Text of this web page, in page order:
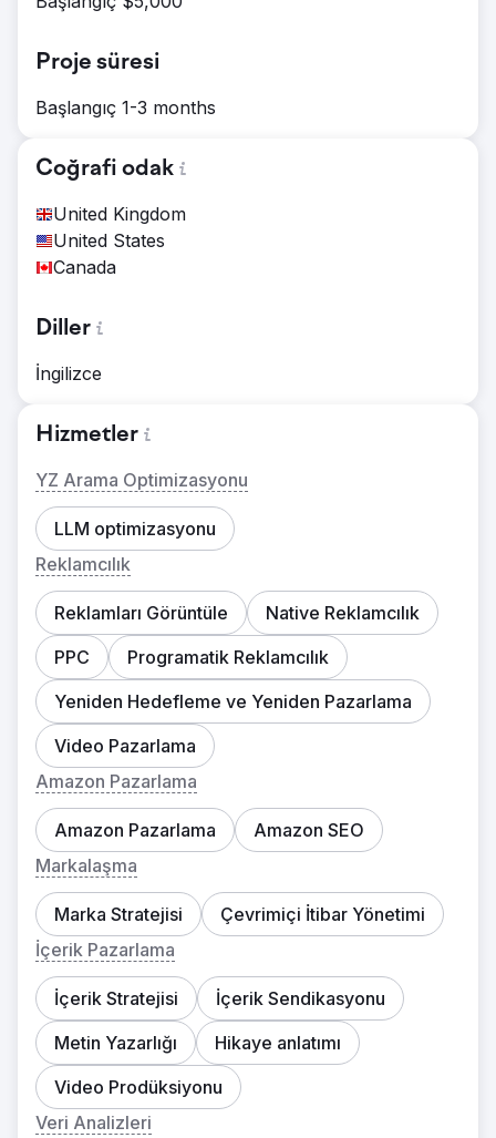
Proje süresi
Başlangıç 1-3 months
Coğrafi odak
United Kingdom
United States
Canada
Diller
İngilizce
Hizmetler
YZ Arama Optimizasyonu
LLM optimizasyonu
Reklamcılık
Reklamları Görüntüle
Native Reklamcılık
PPC
Programatik Reklamcılık
Yeniden Hedefleme ve Yeniden Pazarlama
Video Pazarlama
Amazon Pazarlama
Amazon Pazarlama
Amazon SEO
Markalaşma
Marka Stratejisi
Çevrimiçi İtibar Yönetimi
İçerik Pazarlama
İçerik Stratejisi
İçerik Sendikasyonu
Metin Yazarlığı
Hikaye anlatımı
Video Prodüksiyonu
Veri Analizleri